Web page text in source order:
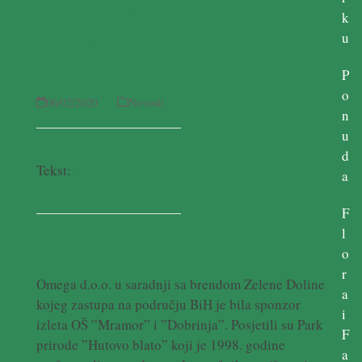
06/02/2020 Novosti
Tekst:
Omega d.o.o. u saradnji sa brendom Zelene Doline
kojeg zastupa na području BiH je bila sponzor
izleta OŠ ”Mramor” i ”Dobrinja”. Posjetili su Park
prirode ”Hutovo blato” koji je 1998. godine
k
u
P
o
n
u
d
a
F
l
o
r
a
i
F
a